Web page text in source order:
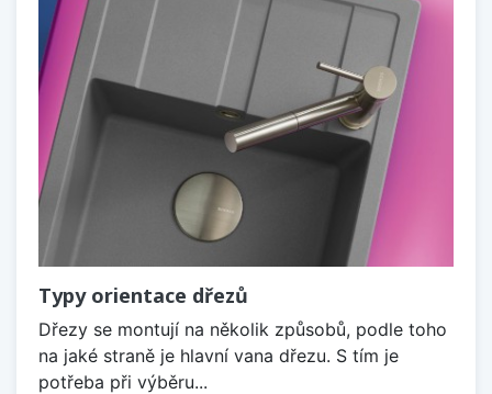
Typy orientace dřezů
Dřezy se montují na několik způsobů, podle toho
na jaké straně je hlavní vana dřezu. S tím je
potřeba při výběru...